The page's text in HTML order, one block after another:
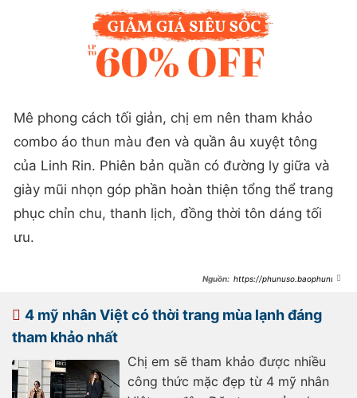
Mê phong cách tối giản, chị em nên tham khảo
combo áo thun màu đen và quần âu xuyệt tông
của Linh Rin. Phiên bản quần có đường ly giữa và
giày mũi nhọn góp phần hoàn thiện tổng thể trang
phục chỉn chu, thanh lịch, đồng thời tôn dáng tối
ưu.
https://phunuso.baophunuth
man-nhan-khong-tham-khao-lai-
thay-day-dut-
193250712172102979.htm
4 mỹ nhân Việt có thời trang mùa lạnh đáng
tham khảo nhất
Chị em sẽ tham khảo được nhiều
công thức mặc đẹp từ 4 mỹ nhân